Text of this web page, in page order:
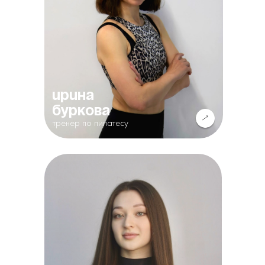
Ирина
Буркова
тренер по пилатесу